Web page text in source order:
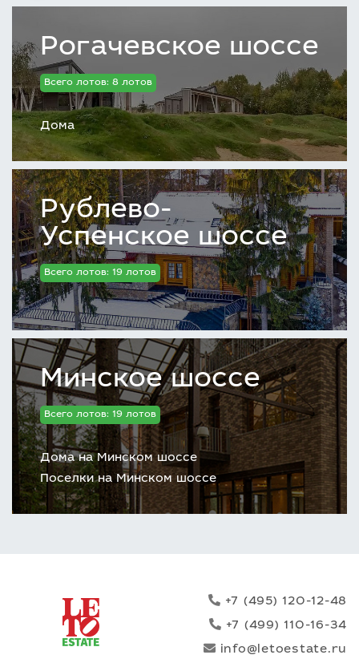
Рогачевское шоссе
Всего лотов: 8 лотов
Дома
Рублево-
Успенское шоссе
Всего лотов: 19 лотов
Минское шоссе
Всего лотов: 19 лотов
Дома на Минском шоссе
Поселки на Минском шоссе
+7 (495) 120-12-48
+7 (499) 110-16-34
info@letoestate.ru